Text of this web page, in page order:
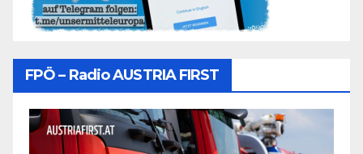
FPÖ – Radio AUSTRIA FIRST